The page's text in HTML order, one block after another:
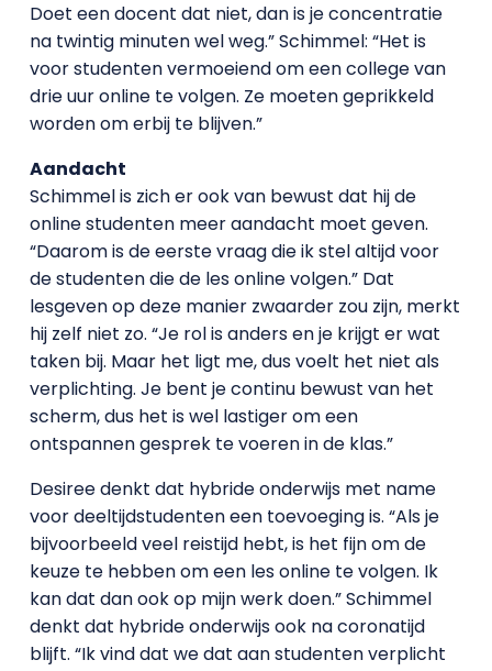
Doet een docent dat niet, dan is je concentratie
na twintig minuten wel weg.” Schimmel: “Het is
voor studenten vermoeiend om een college van
drie uur online te volgen. Ze moeten geprikkeld
worden om erbij te blijven.”
Aandacht
Schimmel is zich er ook van bewust dat hij de
online studenten meer aandacht moet geven.
“Daarom is de eerste vraag die ik stel altijd voor
de studenten die de les online volgen.” Dat
lesgeven op deze manier zwaarder zou zijn, merkt
hij zelf niet zo. “Je rol is anders en je krijgt er wat
taken bij. Maar het ligt me, dus voelt het niet als
verplichting. Je bent je continu bewust van het
scherm, dus het is wel lastiger om een
ontspannen gesprek te voeren in de klas.”
Desiree denkt dat hybride onderwijs met name
voor deeltijdstudenten een toevoeging is. “Als je
bijvoorbeeld veel reistijd hebt, is het fijn om de
keuze te hebben om een les online te volgen. Ik
kan dat dan ook op mijn werk doen.” Schimmel
denkt dat hybride onderwijs ook na coronatijd
blijft. “Ik vind dat we dat aan studenten verplicht